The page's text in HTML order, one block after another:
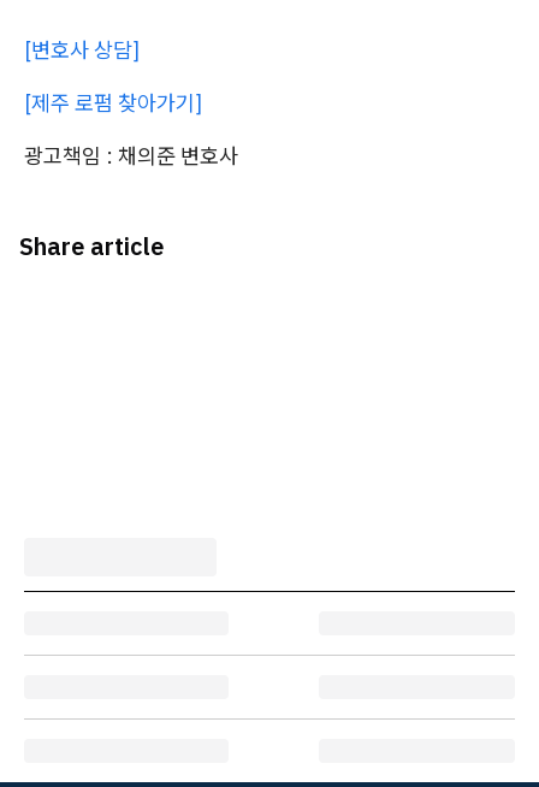
[변호사 상담]
[제주 로펌 찾아가기]
광고책임 : 채의준 변호사
Share article